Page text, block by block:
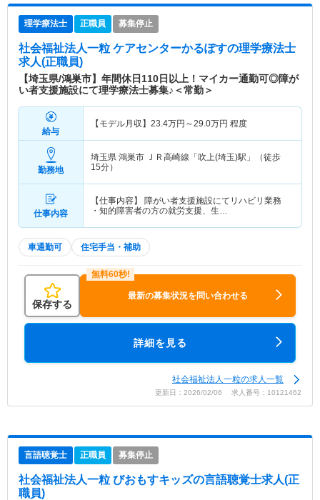
理学療法士 正職員 募集停止
社会福祉法人一粒 ケアセンターかるぽすの理学療法士
求人(正職員)
【埼玉県/鴻巣市】年間休日110日以上！マイカー通勤可◎障が
い者支援施設にて理学療法士募集♪＜常勤＞
給与
【モデル月収】 23.4万円～29.0万円 程度
勤務地
埼玉県 鴻巣市
ＪＲ高崎線「吹上(埼玉)駅」（徒歩
15分）
仕事内容
【仕事内容】 障がい者支援施設にてリハビリ業務
・知的障害者の方の就労支援、生…
車通勤可 住宅手当・補助
保存する
最新の募集状況を問い合わせる
詳細を見る
社会福祉法人一粒の求人一覧
更新日：2026/02/06 求人番号：10121462
言語聴覚士 正職員 募集停止
社会福祉法人一粒 びおもすキッズの言語聴覚士求人(正
職員)